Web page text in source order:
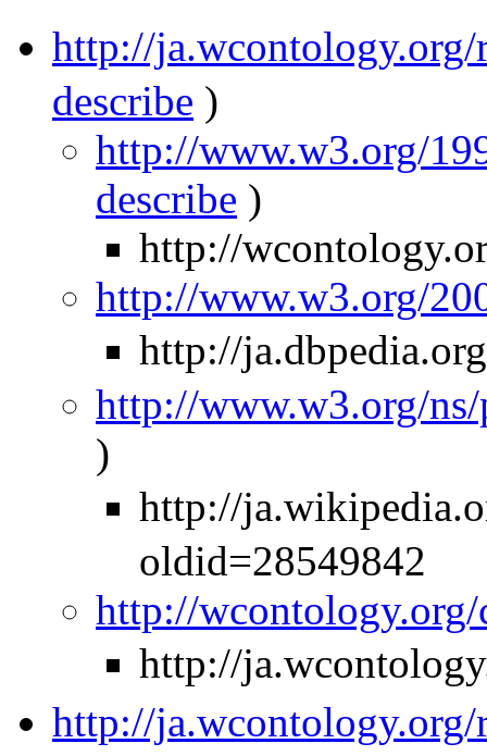
http://
describe )
http://www.w3.org/
describe )
http://
http://www.w3.org/
http://
http://www.w3.org/
)
http://
oldid=28549842
http://wcontology.org/
http://
http://